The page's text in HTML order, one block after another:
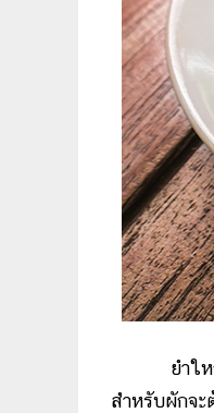
ยำใ
สำหรับผักจะ